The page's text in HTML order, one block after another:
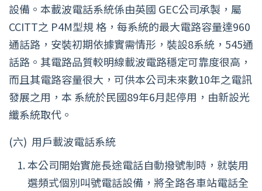
設備。本載波電話系統係由英國 GEC公司承製，屬
CCITT之 P4M型規 格，每系統的最大電路容量達960
通話路，安裝初期依據實需情形，裝設8系統，545通
話路。其電路品質較明線載波電路穩定可靠度很高，
而且其電路容量很大，可供本公司未來數10年之電訊
發展之用，本 系統於民國89年6月起停用，由新設光
纖系統取代。
(六) 用戶載波電話系統
本公司開始實施長途電話自動撥號制時，就裝用
選頻式個別叫號電話設備，將全路各車站電話全